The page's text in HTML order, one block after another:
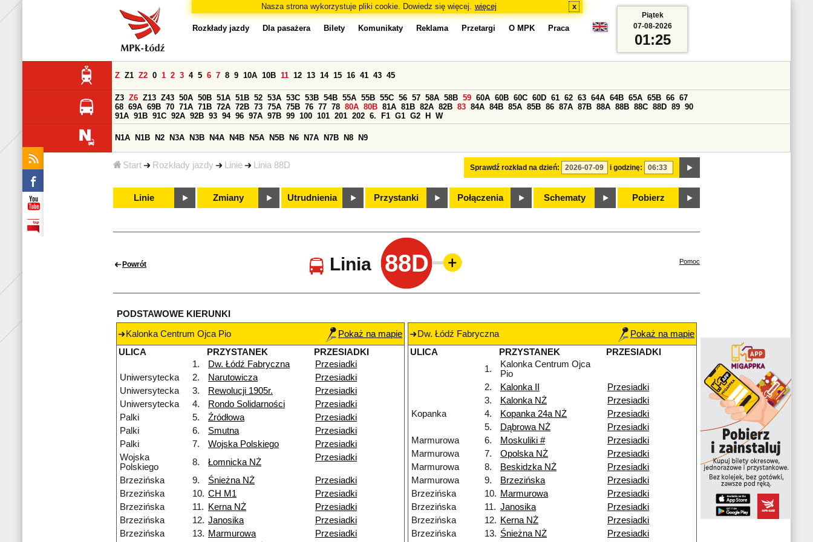
Nasza strona wykorzystuje pliki cookie. Dowiedz się więcej. więcej x
Start Rozkłady jazdy Linie Linia 88D
Rozkłady jazdy Dla pasażera Bilety Komunikaty Reklama Przetargi O MPK Praca
Sprawdź rozkład na dzień: i godzinę:
Z Z1 Z2 0 1 2 3 4 5 6 7 8 9 10A 10B 11 12 13 14 15 16 41 43 45
Z3 Z6 Z13 Z43 50A 50B 51A 51B 52 53A 53C 53B 54B 55A 55B 55C 56 57 58A 58B 59 60A 60B 60C 60D 61 62 63 64A 64B 65A 65B 66 67
68 69A 69B 70 71A 71B 72A 72B 73 75A 75B 76 77 78 80A 80B 81A 81B 82A 82B 83 84A 84B 85A 85B 86 87A 87B 88A 88B 88C 88D 89 90
91A 91B 91C 92A 92B 93 94 96 97A 97B 99 100 101 201 202 6. F1 G1 G2 H W
N1A N1B N2 N3A N3B N4A N4B N5A N5B N6 N7A N7B N8 N9
Linie Zmiany Utrudnienia Przystanki Połączenia Schematy Pobierz
Piątek
07-08-2026
01:25
Powrót Linia 88D Pomoc
PODSTAWOWE KIERUNKI
Kalonka Centrum Ojca Pio
Pokaż na mapie
ULICA
PRZYSTANEK
PRZESIADKI
1.
Dw. Łódź Fabryczna
Przesiadki
Uniwersytecka
2. Narutowicza
Przesiadki
Uniwersytecka
3. Rewolucji 1905r.
Przesiadki
Uniwersytecka
4. Rondo Solidarności
Przesiadki
Palki
5. Źródłowa
Przesiadki
Palki
6. Smutna
Przesiadki
Palki
7. Wojska Polskiego
Przesiadki
Wojska
Polskiego
8. Łomnicka NŻ Przesiadki
Brzezińska 9. Śnieżna NŻ
Przesiadki
Brzezińska
10. CH M1
Przesiadki
Brzezińska
11. Kerna NŻ
Przesiadki
Brzezińska
12. Janosika
Przesiadki
Brzezińska
13. Marmurowa Przesiadki
Dw. Łódź Fabryczna
Pokaż na mapie
ULICA
PRZYSTANEK
PRZESIADKI
1.
Kalonka Centrum Ojca
Pio
2.
Kalonka II
Przesiadki
3.
Kalonka NŻ
Przesiadki
Kopanka
4. Kopanka 24a NŻ
Przesiadki
5.
Dąbrowa NŻ
Przesiadki
Marmurowa
6. Moskuliki #
Przesiadki
Marmurowa
7. Opolska NŻ
Przesiadki
Marmurowa
8. Beskidzka NŻ
Przesiadki
Marmurowa
9. Brzezińska
Przesiadki
Brzezińska
10. Marmurowa
Przesiadki
Brzezińska
11. Janosika
Przesiadki
Brzezińska
12. Kerna NŻ
Przesiadki
Brzezińska
13. Śnieżna NŻ Przesiadki